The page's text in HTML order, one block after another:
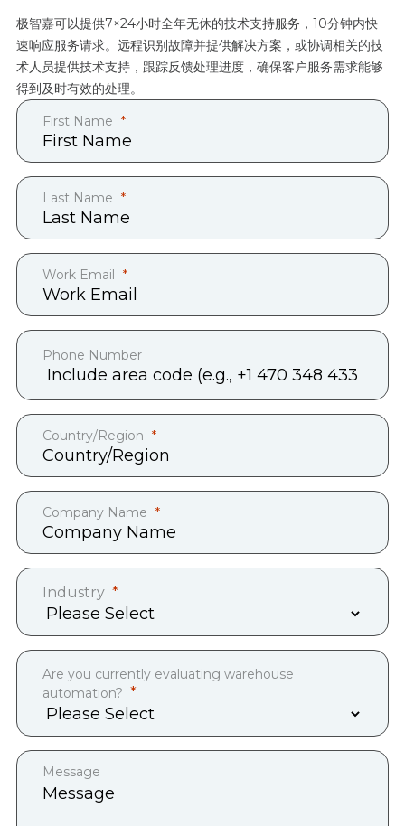
极智嘉可以提供7×24小时全年无休的技术支持服务，10分钟内快
速响应服务请求。远程识别故障并提供解决方案，或协调相关的技
术人员提供技术支持，跟踪反馈处理进度，确保客户服务需求能够
得到及时有效的处理。
First Name
Last Name
Work Email
Phone Number
Country/Region
Company Name
Industry
Are you currently evaluating warehouse
automation?
Message